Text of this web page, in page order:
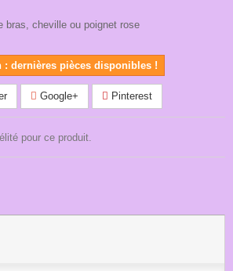
bras, cheville ou poignet rose
: dernières pièces disponibles !
Google+ Pinterest
pour ce produit.